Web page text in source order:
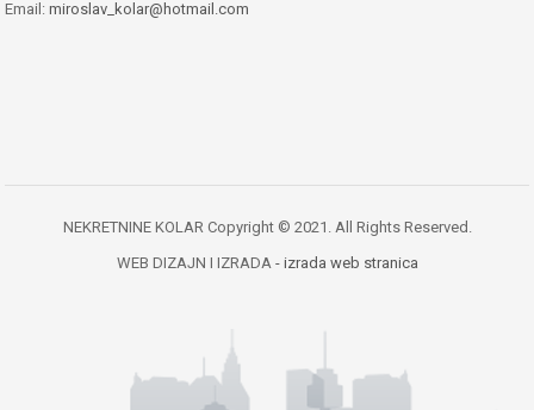
Email: miroslav_kolar@hotmail.com
NEKRETNINE KOLAR Copyright © 2021. All Rights Reserved.
WEB DIZAJN I IZRADA - izrada web stranica